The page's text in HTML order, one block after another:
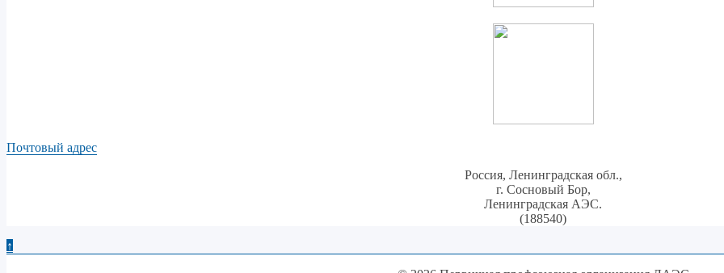
Почтовый адрес
Россия, Ленинградская обл.,
г. Сосновый Бор,
Ленинградская АЭС.
(188540)
↑